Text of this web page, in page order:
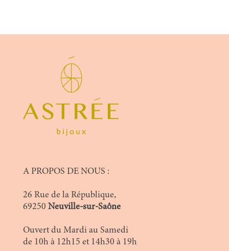
A PROPOS DE NOUS :
26 Rue de la République,
69250 Neuville-sur-Saône
Ouvert du Mardi au Samedi
de 10h à 12h15 et 14h30 à 19h